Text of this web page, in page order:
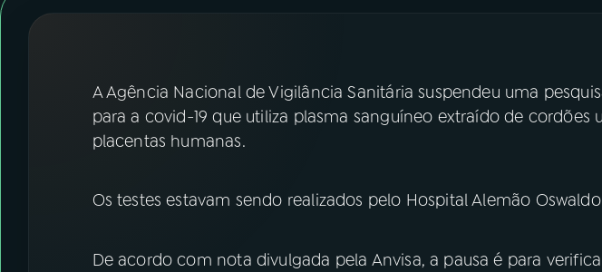
A Agência Nacional de Vigilância Sanitária suspendeu uma
para a covid-19 que utiliza plasma sanguíneo extraído de cordões
placentas humanas.
Os testes estavam sendo realizados pelo Hospital Alemão
De acordo com nota divulgada pela Anvisa, a pausa é para